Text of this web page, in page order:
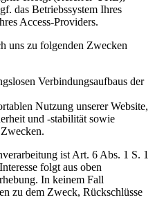
das Betriebssystem Ihres
Access-Providers.
uns zu folgenden Zwecken
Verbindungsaufbaus der
Nutzung unserer Website,
und -stabilität sowie
ist Art. 6 Abs. 1 S. 1
folgt aus oben
In keinem Fall
zu dem Zweck, Rückschlüsse